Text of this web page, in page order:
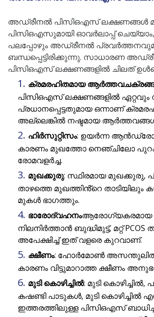
അഡ്രീനൽ പിസിഒഎസ് ലക്ഷണങ്ങൾ
പിസിഒഎസുമായി ഓവർലാപ്പ്
പലപ്പോഴും അഡ്രീനൽ
ബന്ധപ്പെട്ടിരിക്കുന്നു. സാധാരണ
പിസിഒഎസ് ലക്ഷണങ്ങളിൽ ചിലത്
ക്രമരഹിതമായ
പിസിഒഎസ് ലക്ഷണങ്ങളിൽ
പ്രധാനപ്പെട്ടതുമായ ഒന്നാണ്
അല്ലെങ്കിൽ നഷ്ടമായ
ഹിർസുറ്റിസം: ഉയർന്ന
കാരണം മുഖത്തോ നെഞ്ചിലോ
രോമവളർച്ച.
മുഖക്കുരു: സ്ഥിരമായ മുഖക്കുരു,
താഴത്തെ മുഖത്തിൻ്റെ താടിയിലും
മുകൾ ഭാഗത്തും.
ഭാരോദ്വഹനംആരോഗ്യകരമായ
നിലനിർത്താൻ ബുദ്ധിമുട്ട്, മറ്റ് PCOS
അപേക്ഷിച്ച് ഇത് വളരെ കുറവാണ്.
ക്ഷീണം: ഹോർമോൺ
കാരണം വിട്ടുമാറാത്ത ക്ഷീണം
മുടി കൊഴിച്ചിൽ: മുടി
കഷണ്ടി പാടുകൾ, മുടി കൊഴിച്ചിൽ
ഇത്തരത്തിലുള്ള പിസിഒഎസ്